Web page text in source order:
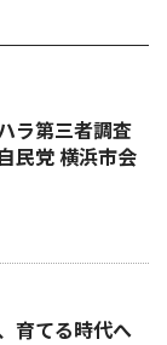
ラ第三者調査
民党 横浜市会
育てる時代へ